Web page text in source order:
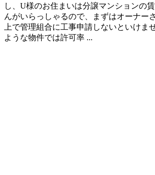
し、U様のお住まいは分譲マンションの
んがいらっしゃるので、まずはオーナー
上で管理組合に工事申請しないといけま
ような物件では許可率 ...